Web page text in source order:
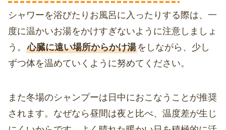
シャワーを浴びたりお風呂に入ったりする際は、一
度に温かいお湯をかけすぎないように注意しましょ
う。 心臓に遠い場所からかけ湯 をしながら、少し
ずつ体を温めていくように努めてください。
また冬場のシャンプーは日中におこなうことが推奨
されます。なぜなら昼間は夜と比べ、温度差が生じ